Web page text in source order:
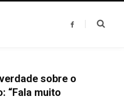
F
sobre o
“Fala muito